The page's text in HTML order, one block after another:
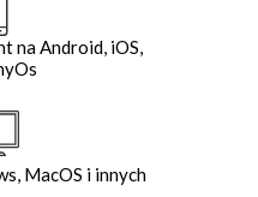
na Android, iOS,
MacOS i innych